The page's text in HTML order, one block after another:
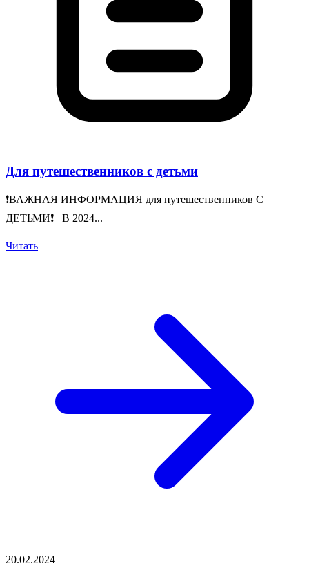
Для путешественников с детьми
❗️ВАЖНАЯ ИНФОРМАЦИЯ для путешественников С
ДЕТЬМИ❗️ В 2024...
Читать
20.02.2024